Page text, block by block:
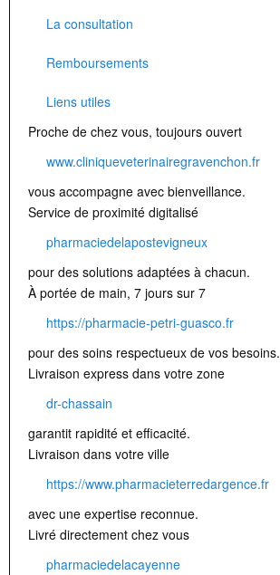
La consultation
Remboursements
Liens utiles
Proche de chez vous, toujours ouvert
www.cliniqueveterinairegravenchon.fr
vous accompagne avec bienveillance.
Service de proximité digitalisé
pharmaciedelapostevigneux
pour des solutions adaptées à chacun.
À portée de main, 7 jours sur 7
https://pharmacie-petri-guasco.fr
pour des soins respectueux de vos besoins.
Livraison express dans votre zone
dr-chassain
garantit rapidité et efficacité.
Livraison dans votre ville
https://www.pharmacieterredargence.fr
avec une expertise reconnue.
Livré directement chez vous
pharmaciedelacayenne